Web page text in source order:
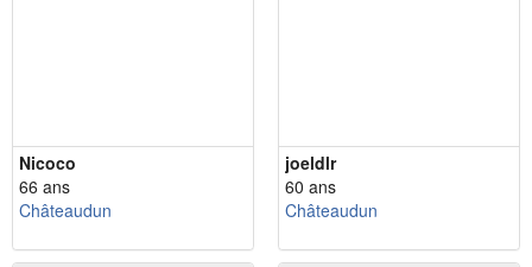
Nicoco
66 ans
Châteaudun
joeldlr
60 ans
Châteaudun